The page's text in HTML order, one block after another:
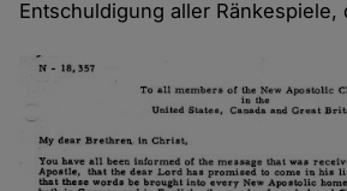
Entschuldigung aller